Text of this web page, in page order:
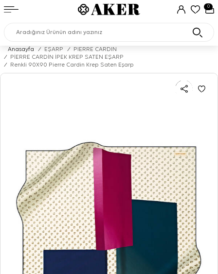
0
Anasayfa / EŞARP /
PIERRE CARDIN
/
PİERRE CARDİN İPEK KREP SATEN EŞARP
/
Renkli 90X90 Pierre Cardin Krep Saten Eşarp